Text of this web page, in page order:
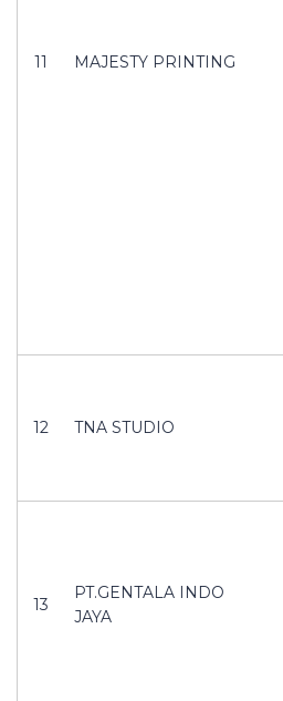
11 MAJESTY PRINTING
12 TNA STUDIO
13
PT.GENTALA INDO
JAYA